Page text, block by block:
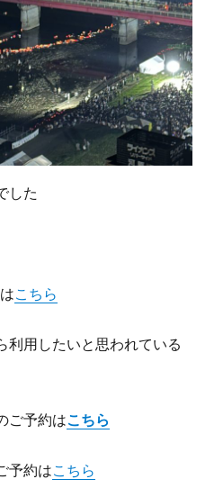
した
こちら
利用したいと思われている
ご予約はこちら
予約はこちら